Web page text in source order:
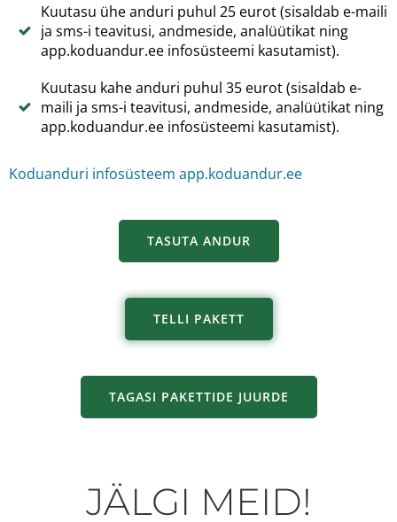
Kuutasu ühe anduri puhul 25 eurot (sisaldab e-maili
ja sms-i teavitusi, andmeside, analüütikat ning
app.koduandur.ee infosüsteemi kasutamist).
Kuutasu kahe anduri puhul 35 eurot (sisaldab e-
maili ja sms-i teavitusi, andmeside, analüütikat ning
app.koduandur.ee infosüsteemi kasutamist).
Koduanduri infosüsteem app.koduandur.ee
TASUTA ANDUR
TELLI PAKETT
TAGASI PAKETTIDE JUURDE
JÄLGI MEID!